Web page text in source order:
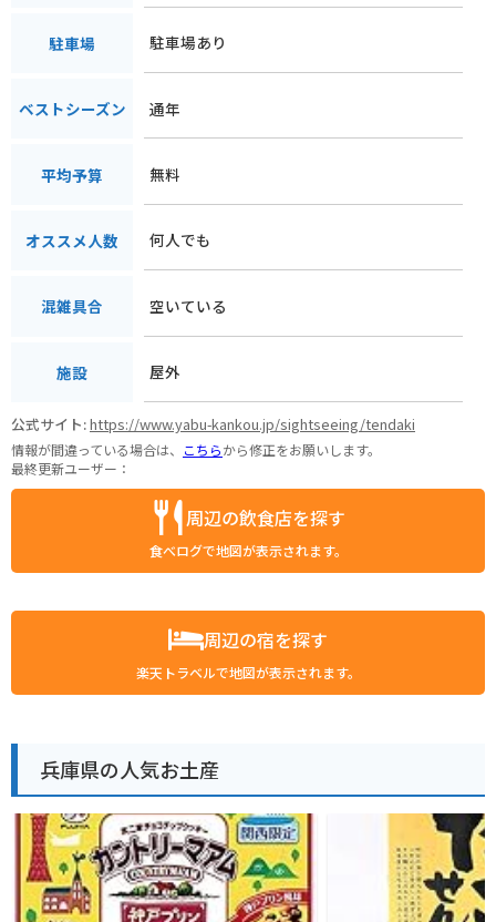
駐車場 駐車場あり
ベストシーズン 通年
平均予算 無料
オススメ人数 何人でも
混雑具合 空いている
施設 屋外
公式サイト:https://www.yabu-kankou.jp/sightseeing/tendaki
情報が間違っている場合は、 こちらから修正をお願いします。
最終更新ユーザー：
周辺の飲食店を探す
食べログで地図が表示されます。
周辺の宿を探す
楽天トラベルで地図が表示されます。
兵庫県の人気お土産